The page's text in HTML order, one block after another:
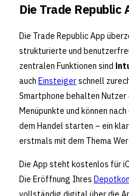
Die Trade Republic
Die Trade Republic App
strukturierte und
zentralen Funktionen sind
auch Einsteigerschnell
Smartphone behalten
Menüpunkte und können
dem Handel starten – ein
erstmals mit dem Thema
Die App steht kostenlos für
Die Eröffnung Ihres